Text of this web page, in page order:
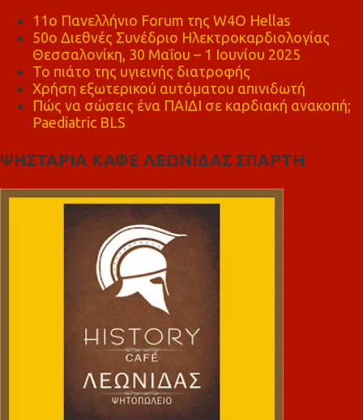
11ο Πανελλήνιο Forum της W4O Hellas
50ο Διεθνές Συνέδριο Ηλεκτροκαρδιολογίας
Θεσσαλονίκη, 30 Μαΐου – 1 Ιουνίου 2025
Το πιάτο της υγιεινής διατροφής
Χρήση εξωτερικού αυτόματου απινιδωτή
Πώς να σώσεις ένα ΠΑΙΔΙ σε καρδιακή ανακοπή;
Paediatric BLS
ΨΗΣΤΑΡΙΑ ΚΑΦΕ ΛΕΩΝΙΔΑΣ ΣΠΑΡΤΗ